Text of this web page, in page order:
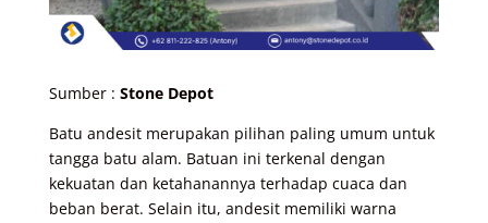
Sumber : Stone Depot
Batu andesit merupakan pilihan paling umum untuk
tangga batu alam. Batuan ini terkenal dengan
kekuatan dan ketahanannya terhadap cuaca dan
beban berat. Selain itu, andesit memiliki warna